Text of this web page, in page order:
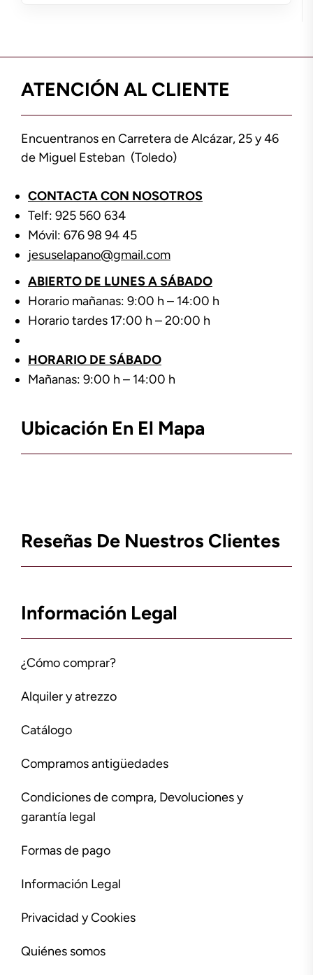
ATENCIÓN AL CLIENTE
Encuentranos en Carretera de Alcázar, 25 y 46
de Miguel Esteban (Toledo)
CONTACTA CON NOSOTROS
Telf: 925 560 634
Móvil: 676 98 94 45
jesuselapano@gmail.com
ABIERTO DE LUNES A SÁBADO
Horario mañanas: 9:00 h – 14:00 h
Horario tardes 17:00 h – 20:00 h
HORARIO DE SÁBADO
Mañanas: 9:00 h – 14:00 h
Ubicación En El Mapa
Reseñas De Nuestros Clientes
Información Legal
¿Cómo comprar?
Alquiler y atrezzo
Catálogo
Compramos antigüedades
Condiciones de compra, Devoluciones y
garantía legal
Formas de pago
Información Legal
Privacidad y Cookies
Quiénes somos